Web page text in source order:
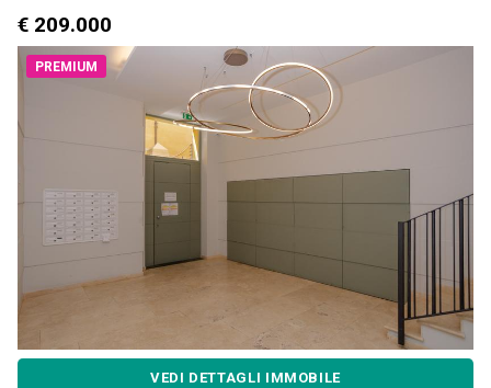
€ 209.000
PREMIUM
VEDI DETTAGLI IMMOBILE